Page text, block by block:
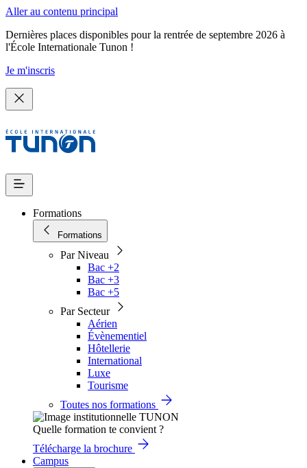
Aller au contenu principal
Dernières places disponibles pour la rentrée de septembre 2026 à
l'École Internationale Tunon !
Je m'inscris
Formations
Formations
Par Niveau
Bac +2
Bac +3
Bac +5
Par Secteur
Aérien
Évènementiel
Hôtellerie
International
Luxe
Tourisme
Toutes nos formations
Quelle formation te convient ?
Télécharge la brochure
Campus